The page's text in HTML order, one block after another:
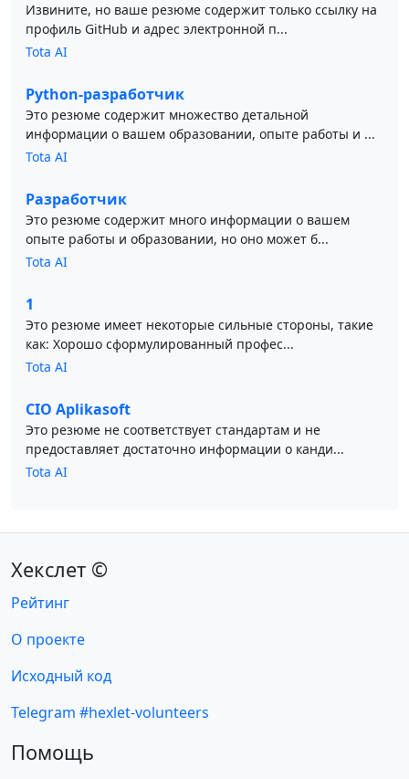
Извините, но ваше резюме содержит только ссылку на
профиль GitHub и адрес электронной п...
Tota AI
Python-разработчик
Это резюме содержит множество детальной
информации о вашем образовании, опыте работы и ...
Tota AI
Разработчик
Это резюме содержит много информации о вашем
опыте работы и образовании, но оно может б...
Tota AI
1
Это резюме имеет некоторые сильные стороны, такие
как: Хорошо сформулированный профес...
Tota AI
CIO Aplikasoft
Это резюме не соответствует стандартам и не
предоставляет достаточно информации о канди...
Tota AI
Хекслет ©
Рейтинг
О проекте
Исходный код
Telegram #hexlet-volunteers
Помощь